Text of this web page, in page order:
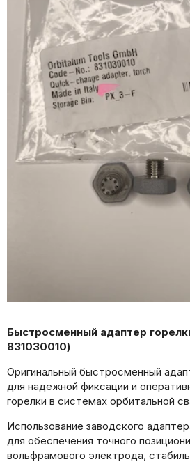
Быстросменный адаптер
831030010)
Оригинальный быстросменный
для надежной фиксации и
горелки в системах орбитальной
Использование заводского
для обеспечения точного
вольфрамового электрода,